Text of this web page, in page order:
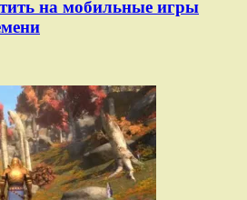
на мобильные игры